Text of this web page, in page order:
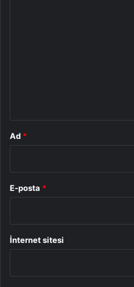
Ad *
E-posta *
İnternet sitesi